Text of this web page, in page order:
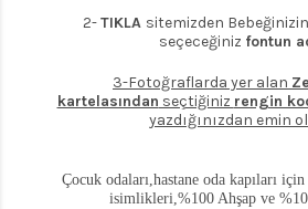
2-TIKLA sitemizden
seçeceğiniz fontun
3-Fotoğraflarda yer alan
kartelasından seçtiğiniz rengin
yazdığınızdan emin
Çocuk odaları,hastane oda kapıları
isimlikleri,%100 Ahşap ve